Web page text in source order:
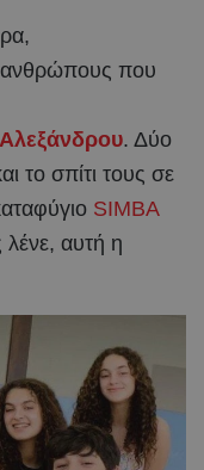
ανθρώπους που
. Δύο
το σπίτι τους σε
SIMBA
αυτή η